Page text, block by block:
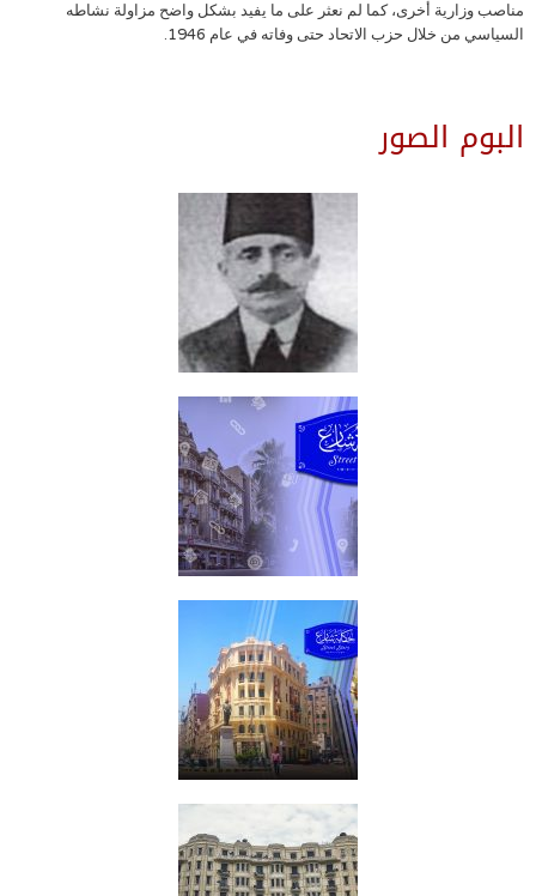
مناصب وزارية أخرى، كما لم نعثر على ما يفيد بشكل واضح مزاولة نشاطه
السياسي من خلال حزب الاتحاد حتى وفاته في عام 1946.
البوم الصور